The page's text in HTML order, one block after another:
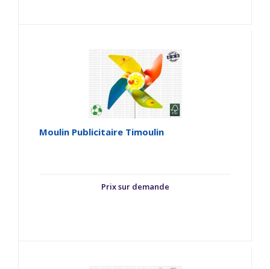
Moulin Publicitaire Timoulin
Prix sur demande